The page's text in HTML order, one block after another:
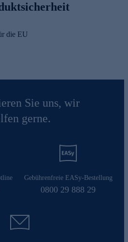
die EU
Sie uns, wir
gerne.
Gebührenfreie EASy-Bestellung
0800 29 888 29